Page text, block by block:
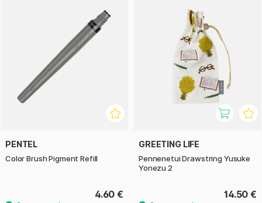
PENTEL
Color Brush Pigment Refill
4.60 €
GREETING LIFE
Pennenetui Drawstring Yusuke
Yonezu 2
14.50 €